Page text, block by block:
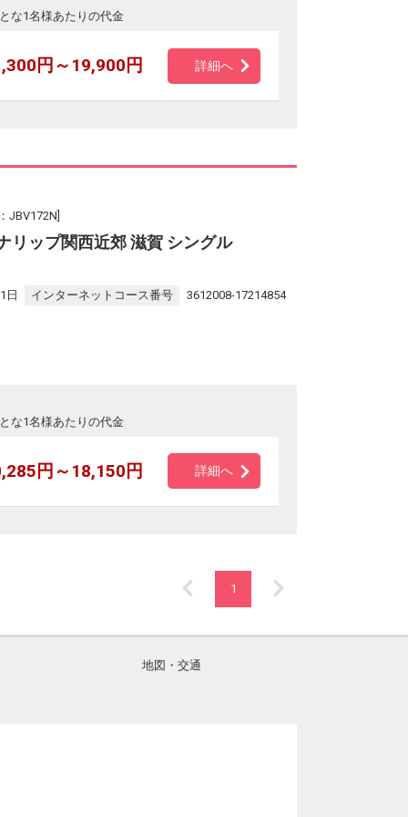
な1名様あたりの代金
円～19,900円 詳細へ
JBV172N]
リップ関西近郊 滋賀 シングル
日 インターネットコース番号 3612008-17214854
な1名様あたりの代金
円～18,150円 詳細へ
1
地図・交通